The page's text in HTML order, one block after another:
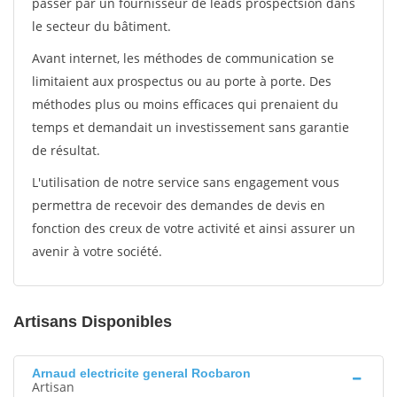
le secteur du bâtiment.
Avant internet, les méthodes de communication se
limitaient aux prospectus ou au porte à porte. Des
méthodes plus ou moins efficaces qui prenaient du
temps et demandait un investissement sans garantie
de résultat.
L'utilisation de notre service sans engagement vous
permettra de recevoir des demandes de devis en
fonction des creux de votre activité et ainsi assurer un
avenir à votre société.
Artisans Disponibles
Arnaud electricite general Rocbaron
Artisan